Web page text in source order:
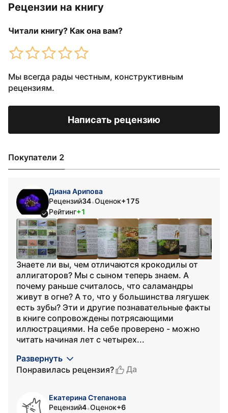
Рецензии на книгу
Читали книгу? Как она вам?
Мы всегда рады честным, конструктивным
рецензиям.
Написать рецензию
Покупатели 2
Диана Арипова
Рецензий34•Оценок+175
Рейтинг+1
Знаете ли вы, чем отличаются крокодилы от
аллигаторов? Мы с сыном теперь знаем. А
почему раньше считалось, что саламандры
живут в огне? А то, что у большинства лягушек
есть зубы? Эти и другие познавательные факты
в книге сопровождены потрясающими
иллюстрациями. На себе проверено - можно
читать начиная лет с четырех...
Развернуть
Понравилась рецензия?
Да
Екатерина Степанова
Рецензий4•Оценок+6